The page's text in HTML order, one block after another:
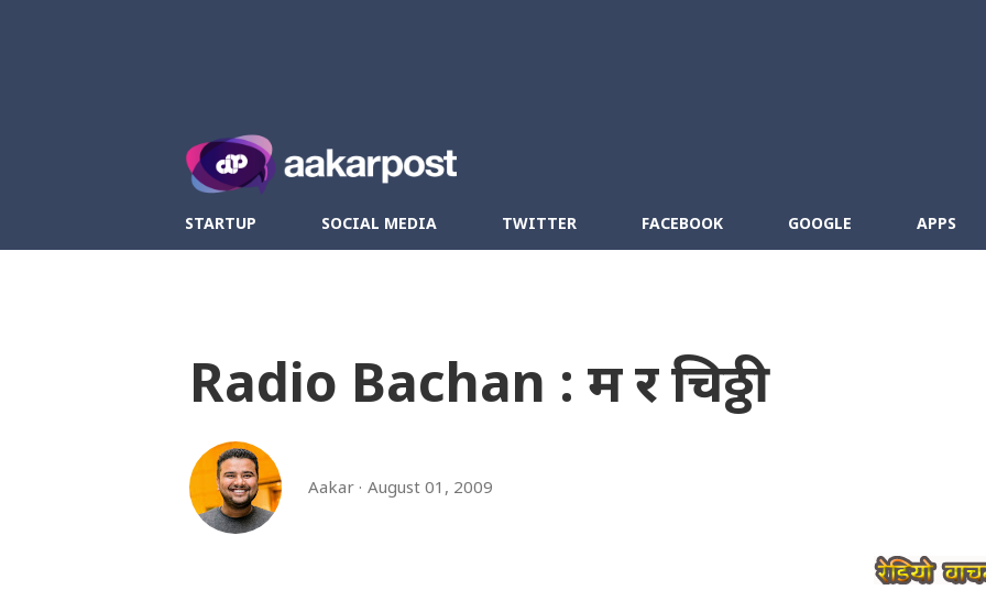
STARTUP SOCIAL MEDIA TWITTER FACEBOOK GOOGLE APPS
Radio Bachan : म र चिठ्ठी
Aakar August 01, 2009